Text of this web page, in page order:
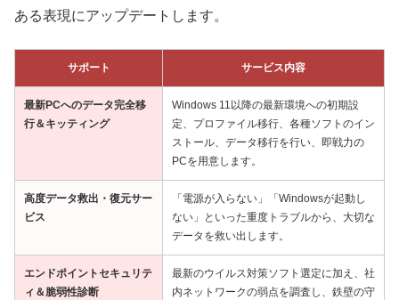
ある表現にアップデートします。
サポート サービス内容
最新PCへのデータ完全移
行＆キッティング
Windows 11以降の最新環境への初期設
定、プロファイル移行、各種ソフトのイン
ストール、データ移行を行い、即戦力の
PCを用意します。
高度データ救出・復元サー
ビス
「電源が入らない」「Windowsが起動し
ない」といった重度トラブルから、大切な
データを救い出します。
エンドポイントセキュリテ
ィ＆脆弱性診断
最新のウイルス対策ソフト選定に加え、社
内ネットワークの弱点を調査し、鉄壁の守